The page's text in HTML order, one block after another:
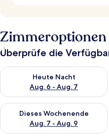
Zimmeroptionen
Überprüfe die
Heute Nacht
Aug. 6 - Aug. 7
Überprüfe die Verfügbarkeit
Dieses Wochenende
Aug. 7 - Aug. 9
Überprüfe die Verfügbarkeit